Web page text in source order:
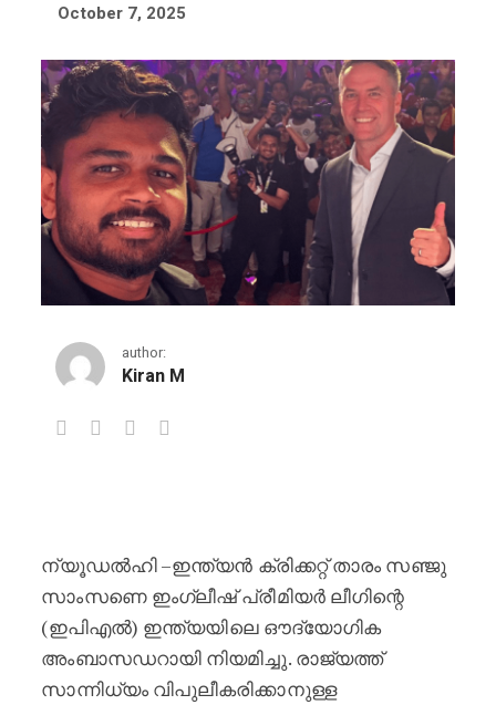
October 7, 2025
author:
Kiran M
ന്യൂഡൽഹി –ഇന്ത്യൻ ക്രിക്കറ്റ് താരം സഞ്ജു
സാംസണെ ഇംഗ്ലീഷ് പ്രീമിയർ ലീഗിന്റെ
(ഇപിഎൽ) ഇന്ത്യയിലെ ഔദ്യോഗിക
അംബാസഡറായി നിയമിച്ചു. രാജ്യത്ത്
സാന്നിധ്യം വിപുലീകരിക്കാനുള്ള